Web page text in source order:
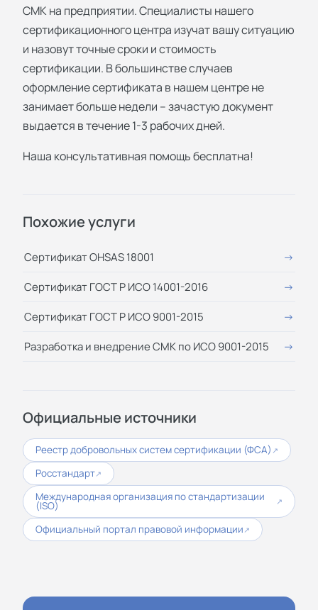
СМК на предприятии. Специалисты нашего
сертификационного центра изучат вашу ситуацию
и назовут точные сроки и стоимость
сертификации. В большинстве случаев
оформление сертификата в нашем центре не
занимает больше недели – зачастую документ
выдается в течение 1-3 рабочих дней.
Наша консультативная помощь бесплатна!
Похожие услуги
Сертификат OHSAS 18001
Сертификат ГОСТ Р ИСО 14001-2016
Сертификат ГОСТ Р ИСО 9001-2015
Разработка и внедрение СМК по ИСО 9001-2015
Официальные источники
Реестр добровольных систем сертификации (ФСА) ↗
Росстандарт↗
Международная организация по стандартизации
(ISO) ↗
Официальный портал правовой информации ↗